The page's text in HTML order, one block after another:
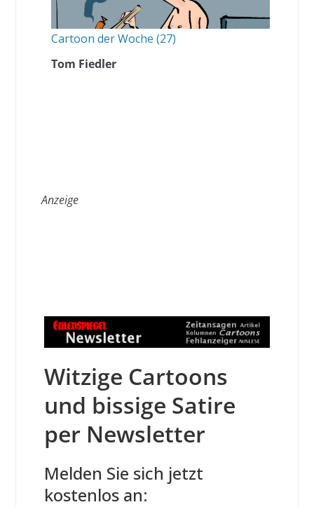
Cartoon der Woche (27)
Tom Fiedler
Anzeige
Witzige Cartoons
und bissige Satire
per Newsletter
Melden Sie sich jetzt
kostenlos an: